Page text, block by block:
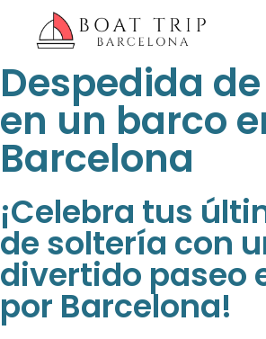
Despedida
en un barco
Barcelona
¡Celebra tus
de soltería con
divertido paseo
por Barcelona!